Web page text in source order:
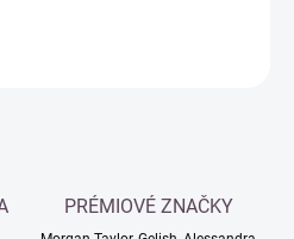
PRÉMIOVÉ ZNAČKY